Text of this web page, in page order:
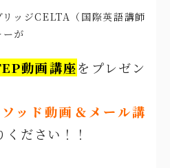
ッジCELTA（国際英語講師
ーが
動画講座をプレゼン
ッド動画＆メール講
ださい！！